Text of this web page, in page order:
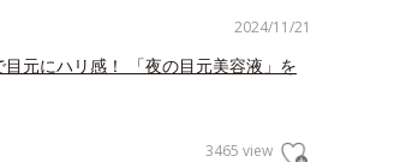
2024/11/21
目元にハリ感！ 「夜の目元美容液」を
3465 view